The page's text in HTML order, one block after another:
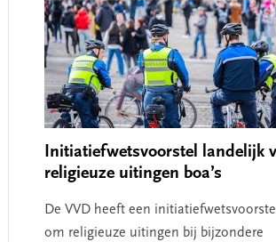
Initiatiefwetsvoorstel landelijk
religieuze uitingen boa’s
De VVD heeft een
om religieuze uitingen bij bijzondere